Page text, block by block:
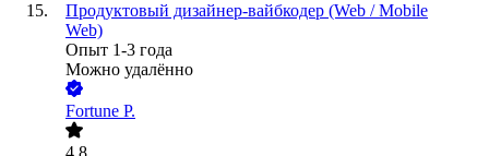
Продуктовый дизайнер-вайбкодер (Web / Mobile
Web)
Опыт 1-3 года
Можно удалённо
Fortune P.